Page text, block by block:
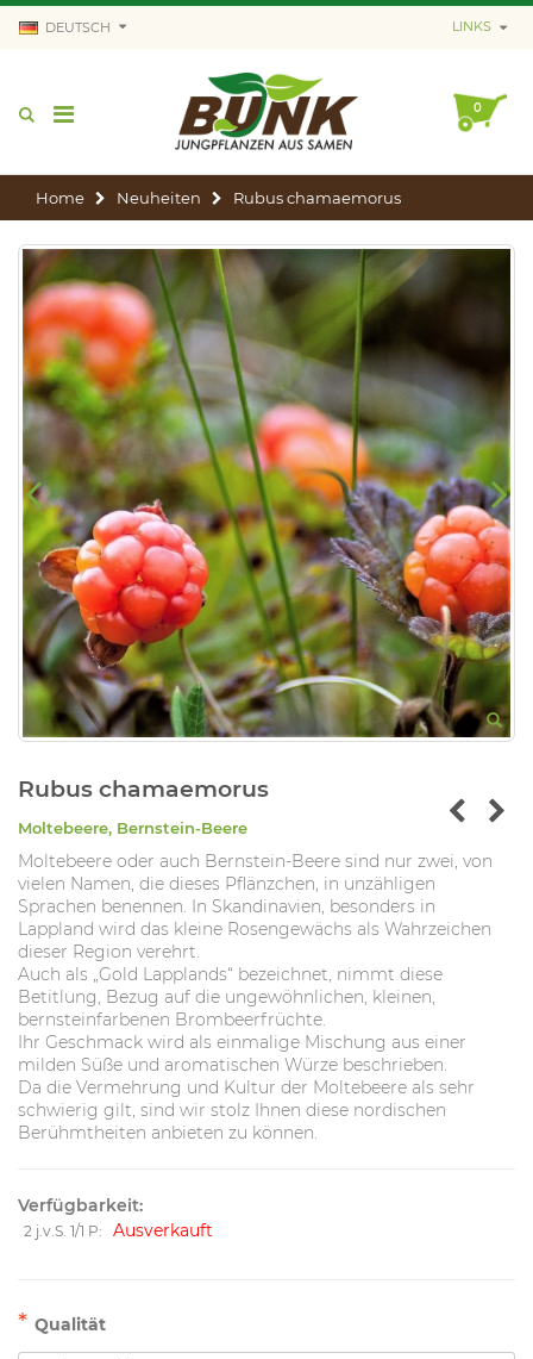
DEUTSCH LINKS
0
Home Neuheiten Rubus chamaemorus
Rubus chamaemorus
Moltebeere, Bernstein-Beere
Moltebeere oder auch Bernstein-Beere sind nur zwei, von
vielen Namen, die dieses Pflänzchen, in unzähligen
Sprachen benennen. In Skandinavien, besonders in
Lappland wird das kleine Rosengewächs als Wahrzeichen
dieser Region verehrt.
Auch als „Gold Lapplands“ bezeichnet, nimmt diese
Betitlung, Bezug auf die ungewöhnlichen, kleinen,
bernsteinfarbenen Brombeerfrüchte.
Ihr Geschmack wird als einmalige Mischung aus einer
milden Süße und aromatischen Würze beschrieben.
Da die Vermehrung und Kultur der Moltebeere als sehr
schwierig gilt, sind wir stolz Ihnen diese nordischen
Berühmtheiten anbieten zu können.
Verfügbarkeit:
2 j.v.S. 1/1 P: Ausverkauft
* Qualität